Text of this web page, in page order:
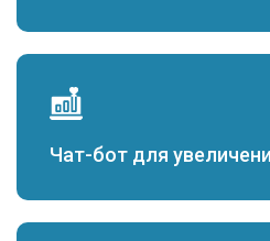
Чат-бот для